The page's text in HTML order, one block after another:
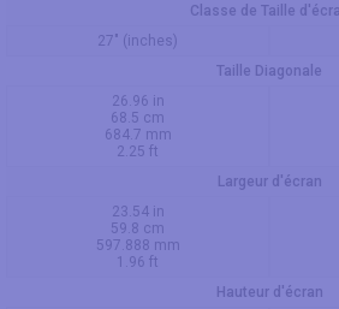
Classe de Taille
27" (inches)
Taille Diagonale
26.96 in
68.5 cm
684.7 mm
2.25 ft
Largeur d'écran
23.54 in
59.8 cm
597.888 mm
1.96 ft
Hauteur d'écran